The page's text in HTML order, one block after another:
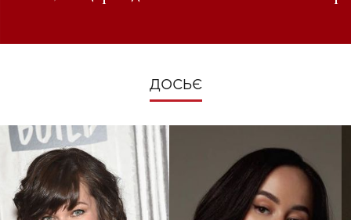
ДОСЬЄ